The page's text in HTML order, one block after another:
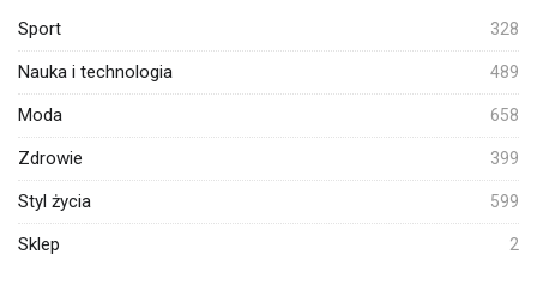
Sport 328
Nauka i technologia 489
Moda 658
Zdrowie 399
Styl życia 599
Sklep 2